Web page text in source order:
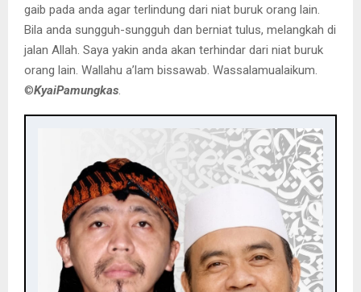
gaib pada anda agar terlindung dari niat buruk orang lain.
Bila anda sungguh-sungguh dan berniat tulus, melangkah di
jalan Allah. Saya yakin anda akan terhindar dari niat buruk
orang lain. Wallahu a’lam bissawab. Wassalamualaikum.
©️KyaiPamungkas.